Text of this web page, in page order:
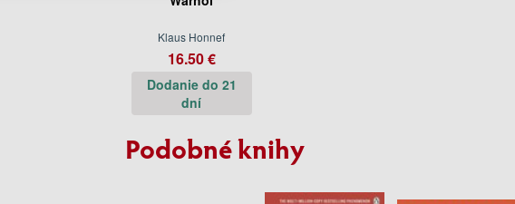
Klaus Honnef
16.50 €
Dodanie do 21
dní
Podobné knihy